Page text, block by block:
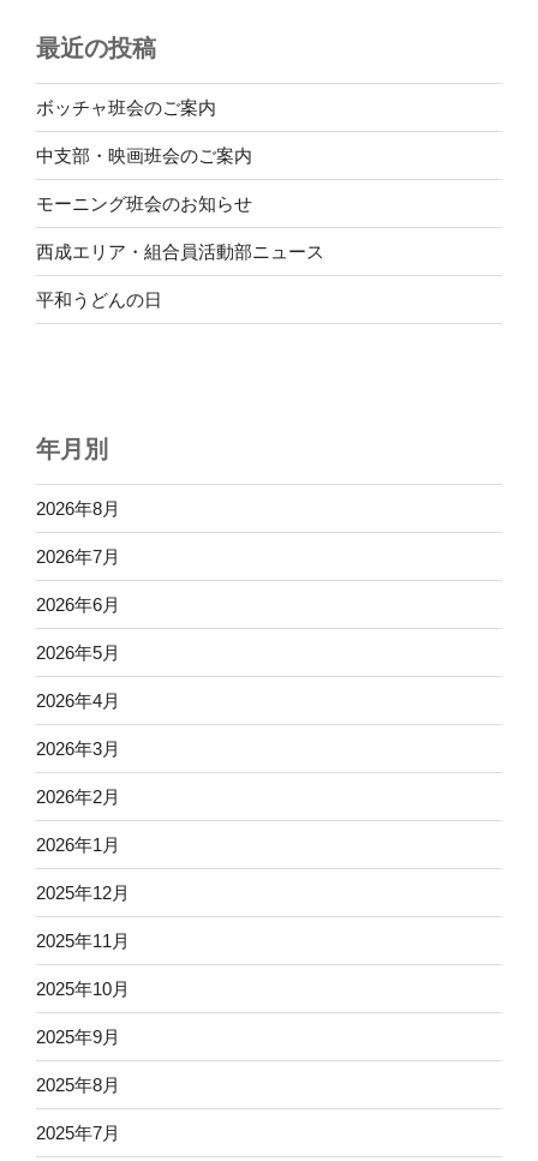
最近の投稿
ボッチャ班会のご案内
中支部・映画班会のご案内
モーニング班会のお知らせ
西成エリア・組合員活動部ニュース
平和うどんの日
年月別
2026年8月
2026年7月
2026年6月
2026年5月
2026年4月
2026年3月
2026年2月
2026年1月
2025年12月
2025年11月
2025年10月
2025年9月
2025年8月
2025年7月